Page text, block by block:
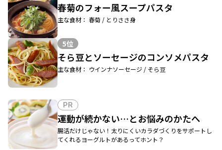
春菊のフォー風スープパスタ
主な食材： 春菊 / とりささ身
5位
そら豆とソーセージのコンソメパスタ
主な食材： ウインナソーセージ / そら豆
PR
運動が続かない…とお悩みのかたへ
腸活だけじゃない！太りにくいカラダづくりをサポートし
てくれるヨーグルトがあるってホント？